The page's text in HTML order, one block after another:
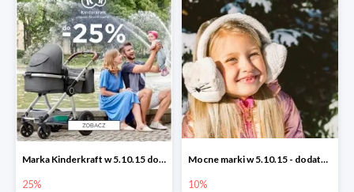
Marka Kinderkraft w 5.10.15 do -25%
25%
Mocne marki w 5.10.15 - dodatkowe -10% rabatu
10%